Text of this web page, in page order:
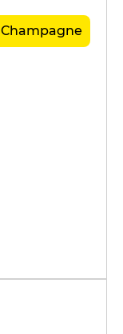
Champagne